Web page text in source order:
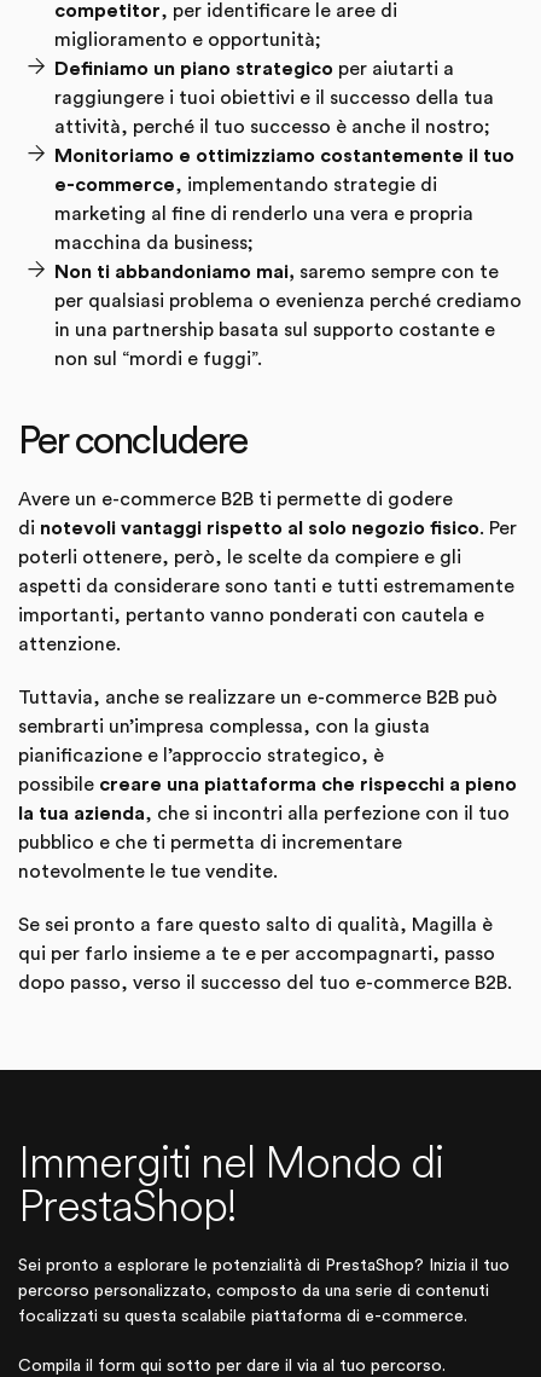
competitor, per identificare le aree di
miglioramento e opportunità;
Definiamo un piano strategico per aiutarti a
raggiungere i tuoi obiettivi e il successo della tua
attività, perché il tuo successo è anche il nostro;
Monitoriamo e ottimizziamo costantemente il tuo
e-commerce, implementando strategie di
marketing al fine di renderlo una vera e propria
macchina da business;
Non ti abbandoniamo mai, saremo sempre con te
per qualsiasi problema o evenienza perché crediamo
in una partnership basata sul supporto costante e
non sul “mordi e fuggi”.
Per concludere
Avere un e-commerce B2B ti permette di godere
di notevoli vantaggi rispetto al solo negozio fisico. Per
poterli ottenere, però, le scelte da compiere e gli
aspetti da considerare sono tanti e tutti estremamente
importanti, pertanto vanno ponderati con cautela e
attenzione.
Tuttavia, anche se realizzare un e-commerce B2B può
sembrarti un’impresa complessa, con la giusta
pianificazione e l’approccio strategico, è
possibile creare una piattaforma che rispecchi a pieno
la tua azienda, che si incontri alla perfezione con il tuo
pubblico e che ti permetta di incrementare
notevolmente le tue vendite.
Se sei pronto a fare questo salto di qualità, Magilla è
qui per farlo insieme a te e per accompagnarti, passo
dopo passo, verso il successo del tuo e-commerce B2B.
Immergiti nel Mondo di
PrestaShop!
Sei pronto a esplorare le potenzialità di PrestaShop? Inizia il tuo
percorso personalizzato, composto da una serie di contenuti
focalizzati su questa scalabile piattaforma di e-commerce.
Compila il form qui sotto per dare il via al tuo percorso.